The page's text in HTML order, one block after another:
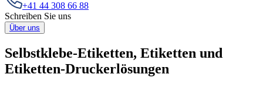
+41 44 308 66 88
Schreiben Sie uns
Über uns
Selbstklebe-Etiketten, Etiketten und
Etiketten-Druckerlösungen